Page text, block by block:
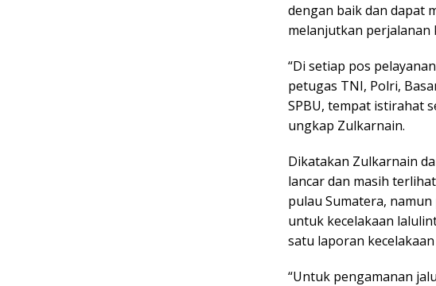
dengan baik dan dapat
melanjutkan perjalanan
“Di setiap pos
petugas TNI, Polri,
SPBU, tempat istirahat
ungkap Zulkarnain.
Dikatakan Zulkarnain
lancar dan masih
pulau Sumatera,
untuk kecelakaan
satu laporan
“Untuk pengamanan